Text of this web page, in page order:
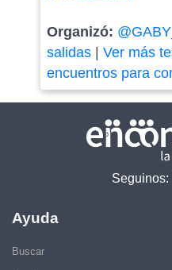
Organizó:
salidas| Ver más
encuentros para
Seguinos:
Ayuda
Buscar